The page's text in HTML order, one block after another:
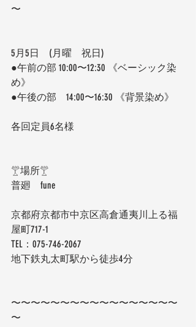
〜
5月5日　(月曜　祝日)
●午前の部 10:00〜12:30 《ベーシック染
め》
●午後の部　14:00〜16:30 《背景染め》
各回定員6名様
𓊱場所𓊱
普廻　fune
京都府京都市中京区高倉通夷川上る福
屋町717-1
TEL：075-746-2067
地下鉄丸太町駅から徒歩4分
〜〜〜〜〜〜〜〜〜〜〜〜〜〜〜〜〜
〜